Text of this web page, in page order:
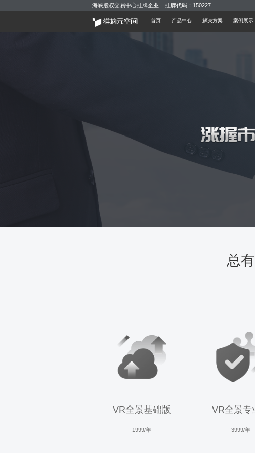
海峡股权交易中心挂牌企业 挂牌代码：150227
首页 产品中心 解决方案 案例展示
总
VR全景基础版
1999/年
VR全景专
3999/年